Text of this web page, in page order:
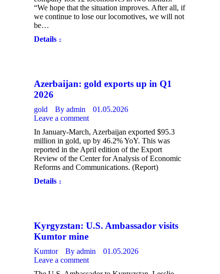
“We hope that the situation improves. After all, if
we continue to lose our locomotives, we will not
be…
Details
Azerbaijan: gold exports up in Q1
2026
gold By admin
01.05.2026
Leave a comment
In January-March, Azerbaijan exported $95.3
million in gold, up by 46.2% YoY. This was
reported in the April edition of the Export
Review of the Center for Analysis of Economic
Reforms and Communications. (Report)
Details
Kyrgyzstan: U.S. Ambassador visits
Kumtor mine
Kumtor By admin
01.05.2026
Leave a comment